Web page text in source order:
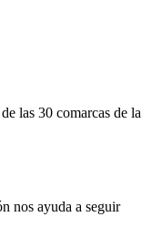
las 30 comarcas de la
nos ayuda a seguir